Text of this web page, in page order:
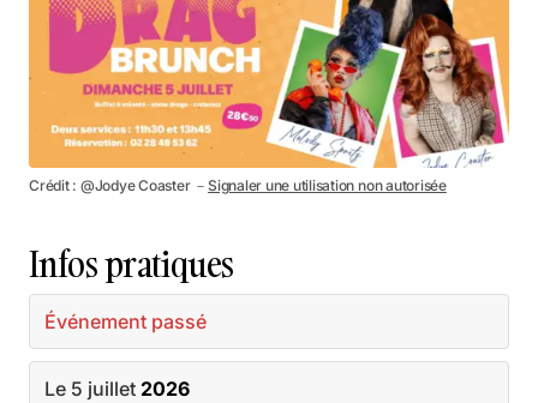
Crédit : @Jodye Coaster － Signaler une utilisation non autorisée
Infos pratiques
Événement passé
Le 5 juillet 2026